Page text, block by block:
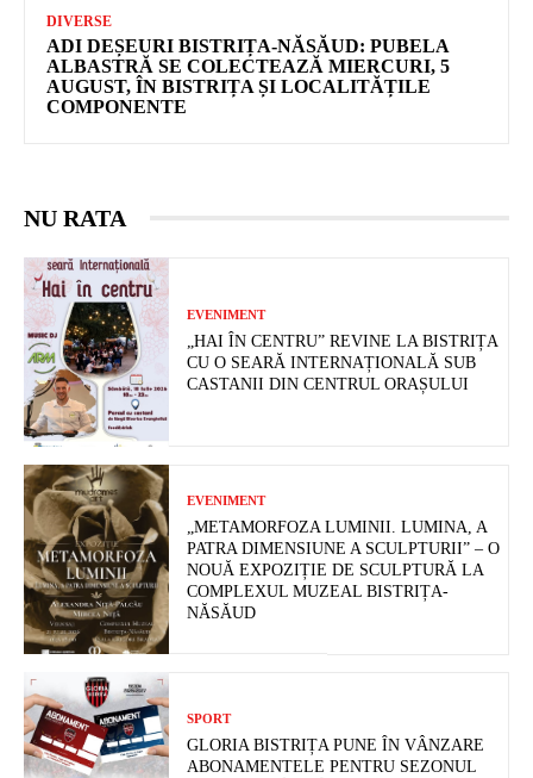
DIVERSE
ADI DEȘEURI BISTRIȚA-NĂSĂUD: PUBELA
ALBASTRĂ SE COLECTEAZĂ MIERCURI, 5
AUGUST, ÎN BISTRIȚA ȘI LOCALITĂȚILE
COMPONENTE
NU RATA
EVENIMENT
„HAI ÎN CENTRU” REVINE LA BISTRIȚA
CU O SEARĂ INTERNAȚIONALĂ SUB
CASTANII DIN CENTRUL ORAȘULUI
EVENIMENT
„METAMORFOZA LUMINII. LUMINA, A
PATRA DIMENSIUNE A SCULPTURII” – O
NOUĂ EXPOZIȚIE DE SCULPTURĂ LA
COMPLEXUL MUZEAL BISTRIȚA-
NĂSĂUD
SPORT
GLORIA BISTRIȚA PUNE ÎN VÂNZARE
ABONAMENTELE PENTRU SEZONUL